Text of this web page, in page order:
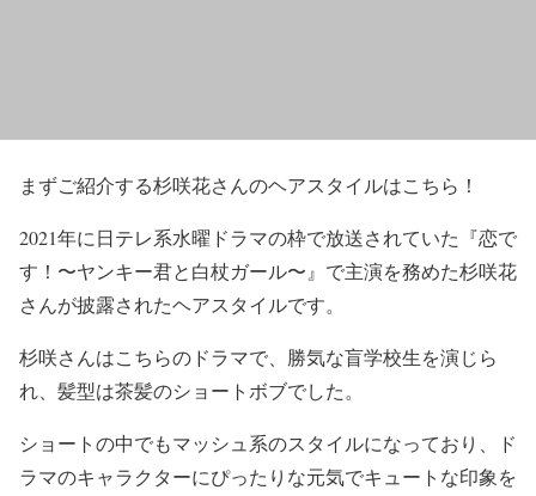
まずご紹介する杉咲花さんのヘアスタイルはこちら！
2021年に日テレ系水曜ドラマの枠で放送されていた 『恋で
す！〜ヤンキー君と白杖ガール〜』 で主演を務めた杉咲花
さんが披露されたヘアスタイルです。
杉咲さんはこちらのドラマで、勝気な盲学校生を演じら
れ、 髪型は茶髪のショートボブでした。
ショートの中でもマッシュ系のスタイルになっており、ド
ラマのキャラクターにぴったりな元気でキュートな印象を